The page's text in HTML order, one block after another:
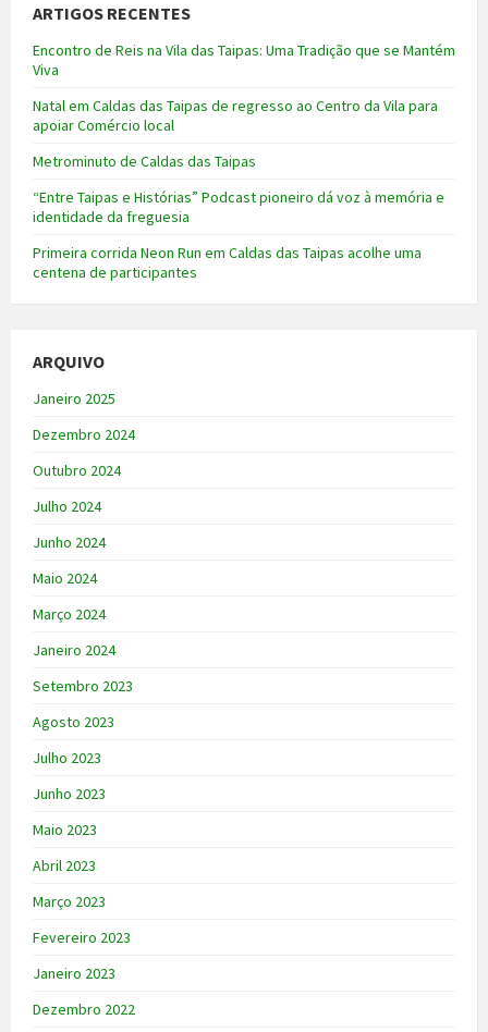
ARTIGOS RECENTES
Encontro de Reis na Vila das Taipas: Uma Tradição que se Mantém
Viva
Natal em Caldas das Taipas de regresso ao Centro da Vila para
apoiar Comércio local
Metrominuto de Caldas das Taipas
“Entre Taipas e Histórias” Podcast pioneiro dá voz à memória e
identidade da freguesia
Primeira corrida Neon Run em Caldas das Taipas acolhe uma
centena de participantes
ARQUIVO
Janeiro 2025
Dezembro 2024
Outubro 2024
Julho 2024
Junho 2024
Maio 2024
Março 2024
Janeiro 2024
Setembro 2023
Agosto 2023
Julho 2023
Junho 2023
Maio 2023
Abril 2023
Março 2023
Fevereiro 2023
Janeiro 2023
Dezembro 2022